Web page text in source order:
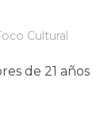
Cultural
de 21 años